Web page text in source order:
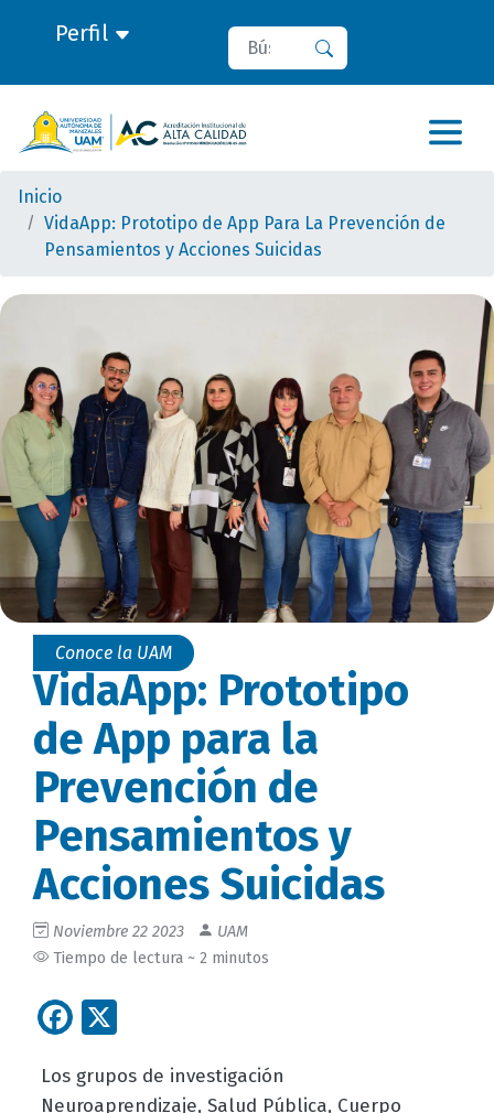
Perfil Buscar
Inicio
VidaApp: Prototipo de App Para La Prevención de
Pensamientos y Acciones Suicidas
Conoce la UAM
VidaApp: Prototipo
de App para la
Prevención de
Pensamientos y
Acciones Suicidas
Noviembre 22 2023
UAM
Tiempo de lectura ~ 2 minutos
Facebook
Los grupos de investigación
Neuroaprendizaje, Salud Pública, Cuerpo